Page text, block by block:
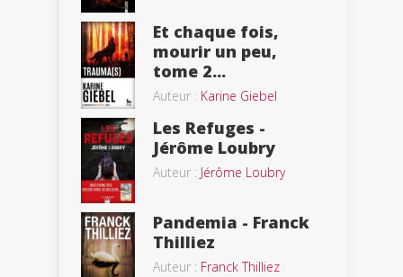
Et chaque fois,
mourir un peu,
tome 2...
Auteur : Karine Giebel
Les Refuges -
Jérôme Loubry
Auteur : Jérôme Loubry
Pandemia - Franck
Thilliez
Auteur : Franck Thilliez